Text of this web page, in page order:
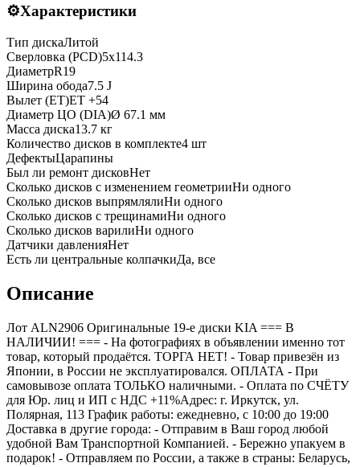
⚙️Характеристики
Тип дискаЛитой
Сверловка (PCD)5x114.3
ДиаметрR19
Ширина обода7.5 J
Вылет (ET)ET +54
Диаметр ЦО (DIA)Ø 67.1 мм
Масса диска13.7 кг
Количество дисков в комплекте4 шт
ДефектыЦарапины
Был ли ремонт дисковНет
Сколько дисков с изменением геометрииНи одного
Сколько дисков выпрямлялиНи одного
Сколько дисков с трещинамиНи одного
Сколько дисков варилиНи одного
Датчики давленияНет
Есть ли центральные колпачкиДа, все
Описание
Лот ALN2906 Оригинальные 19-е диски KIA === B
НАЛИЧИИ! === - На фотографиях в объявлении именно тот
товар, который продаётся. ТОРГА НЕТ! - Товар привезён из
Японии, в России не эксплуатировался. ОПЛАТА - При
самовывозе оплата ТОЛЬКО наличными. - Оплата по СЧЁТУ
для Юр. лиц и ИП с НДС +11%Адрес: г. Иркутск, ул.
Полярная, 113 График работы: ежедневно, с 10:00 до 19:00
Доставка в другие города: - Отправим в Ваш город любой
удобной Вам Транспортной Компанией. - Бережно упакуем в
подарок! - Отправляем по России, а также в страны: Беларусь,